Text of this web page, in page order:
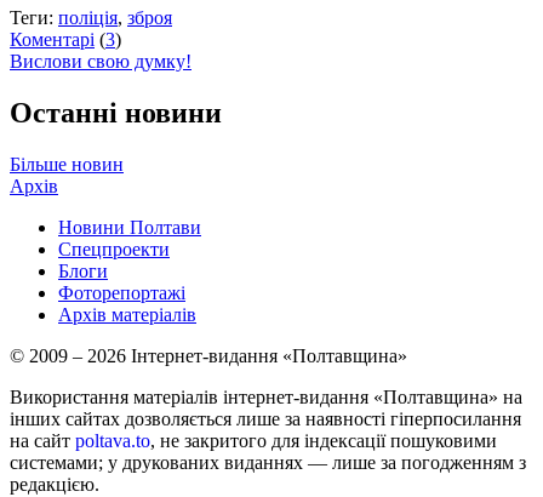
Теги: поліція, зброя
Коментарі (3)
Вислови свою думку!
Останні новини
Більше новин
Архів
Новини Полтави
Спецпроекти
Блоги
Фоторепортажі
Архів матеріалів
© 2009 – 2026 Інтернет-видання «Полтавщина»
Використання матеріалів інтернет-видання «Полтавщина» на
інших сайтах дозволяється лише за наявності гіперпосилання
на сайт poltava.to, не закритого для індексації пошуковими
системами; у друкованих виданнях — лише за погодженням з
редакцією.